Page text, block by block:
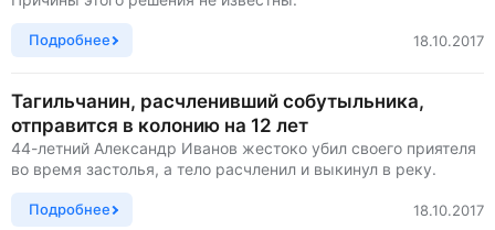
Подробнее 18.10.2017
Тагильчанин, расчленивший собутыльника,
отправится в колонию на 12 лет
44-летний Александр Иванов жестоко убил своего приятеля
во время застолья, а тело расчленил и выкинул в реку.
Подробнее 18.10.2017